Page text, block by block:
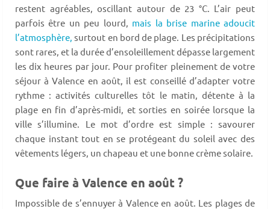
restent agréables, oscillant autour de 23 °C. L’air peut
parfois être un peu lourd, mais la brise marine adoucit
l’atmosphère, surtout en bord de plage. Les précipitations
sont rares, et la durée d’ensoleillement dépasse largement
les dix heures par jour. Pour profiter pleinement de votre
séjour à Valence en août, il est conseillé d’adapter votre
rythme : activités culturelles tôt le matin, détente à la
plage en fin d’après-midi, et sorties en soirée lorsque la
ville s’illumine. Le mot d’ordre est simple : savourer
chaque instant tout en se protégeant du soleil avec des
vêtements légers, un chapeau et une bonne crème solaire.
Que faire à Valence en août ?
Impossible de s’ennuyer à Valence en août. Les plages de